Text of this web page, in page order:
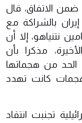
الاتفاق، قال
بالشراكة مع
نتنياهو، إلا أن
مذكرا بأن
الحد من هجماتها
كانت تهدد
تجنبت انتقاد